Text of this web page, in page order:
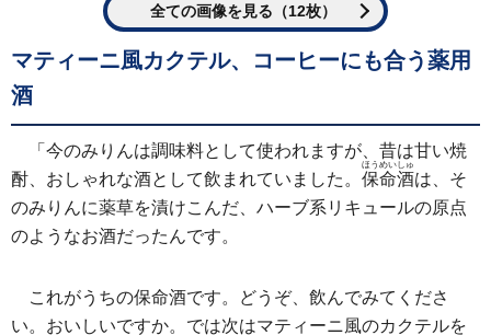
全ての画像を見る（12枚）
マティーニ風カクテル、コーヒーにも合う薬用
酒
「今のみりんは調味料として使われますが、昔は甘い焼
酎、おしゃれな酒として飲まれていました。 保命酒
ほうめいしゅ
は、そ
のみりんに薬草を漬けこんだ、ハーブ系リキュールの原点
のようなお酒だったんです。
これがうちの保命酒です。どうぞ、飲んでみてくださ
い。おいしいですか。では次はマティーニ風のカクテルを